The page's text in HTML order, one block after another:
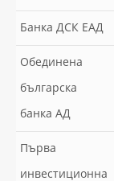
Банка ДСК ЕАД
Обединена
българска
банка АД
Първа
инвестиционна